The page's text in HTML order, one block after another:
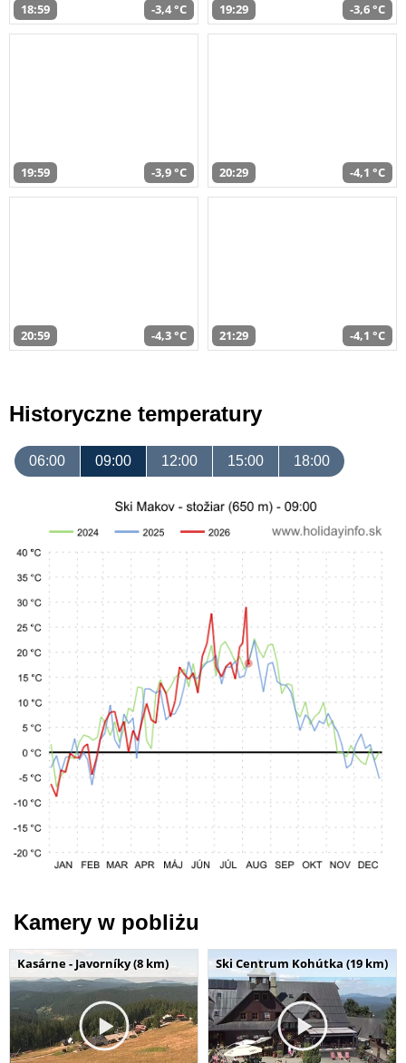
18:59 -3,4 °C 19:29 -3,6 °C
19:59 -3,9 °C 20:29 -4,1 °C
20:59 -4,3 °C 21:29 -4,1 °C
Historyczne temperatury
06:00 09:00 12:00 15:00 18:00
Kamery w pobliżu
Kasárne - Javorníky (8 km) Ski Centrum Kohútka (19 km)